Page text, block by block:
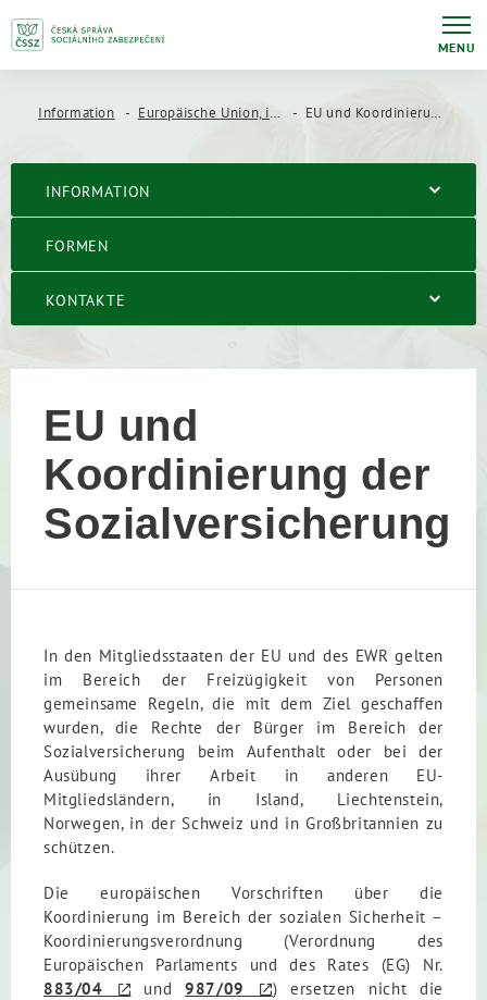
MENU
Information Europäische Union, internationale Abkommen EU und Koordinierung der Sozialversicherung
INFORMATION
FORMEN
KONTAKTE
EU und
Koordinierung der
Sozialversicherung
In den Mitgliedsstaaten der EU und des EWR gelten
im Bereich der Freizügigkeit von Personen
gemeinsame Regeln, die mit dem Ziel geschaffen
wurden, die Rechte der Bürger im Bereich der
Sozialversicherung beim Aufenthalt oder bei der
Ausübung ihrer Arbeit in anderen EU-
Mitgliedsländern, in Island, Liechtenstein,
Norwegen, in der Schweiz und in Großbritannien zu
schützen.
Die europäischen Vorschriften über die
Koordinierung im Bereich der sozialen Sicherheit –
Koordinierungsverordnung (Verordnung des
Europäischen Parlaments und des Rates (EG) Nr.
883/04
und987/09
) ersetzen nicht die